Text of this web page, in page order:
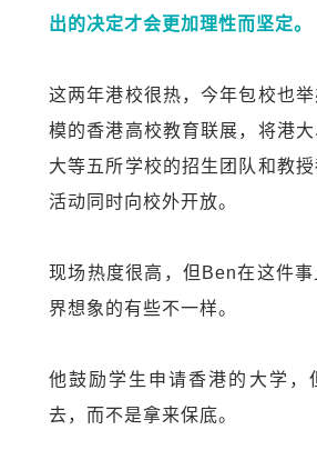
出的决定才会更加理性而坚定。
这两年港校很热，今年包校也
模的香港高校教育联展，将港
大等五所学校的招生团队和教授
活动同时向校外开放。
现场热度很高，但 Ben在这件
界想象的有些不一样。
他鼓励学生申请香港的大学，
去，而不是拿来保底。